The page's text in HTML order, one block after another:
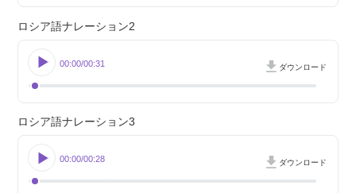
ロシア語ナレーション2
00:00 00:31 ダウンロード
ロシア語ナレーション3
00:00 00:28 ダウンロード